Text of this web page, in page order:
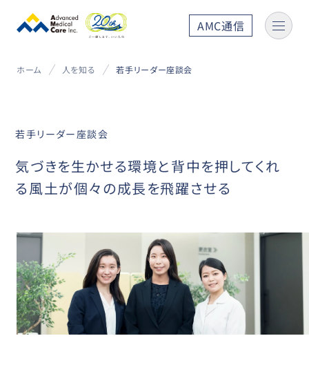
AMC通信
ホーム 人を知る 若手リーダー座談会
若手リーダー座談会
気づきを生かせる環境と背中を押してくれ
る風土が個々の成長を飛躍させる